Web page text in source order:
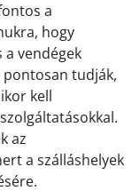
a
hogy
a vendégek
pontosan tudják,
kell
az
a szálláshelyek